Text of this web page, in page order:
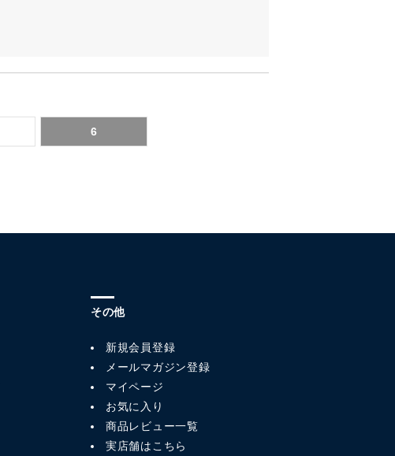
6
その他
新規会員登録
メールマガジン登録
マイページ
お気に入り
商品レビュー一覧
実店舗はこちら